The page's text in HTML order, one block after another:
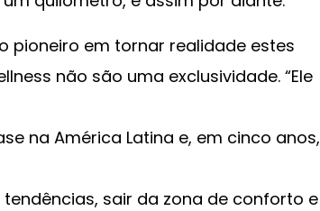
pioneiro em tornar realidade estes
não são uma exclusividade. “Ele
na América Latina e, em cinco anos,
sair da zona de conforto e